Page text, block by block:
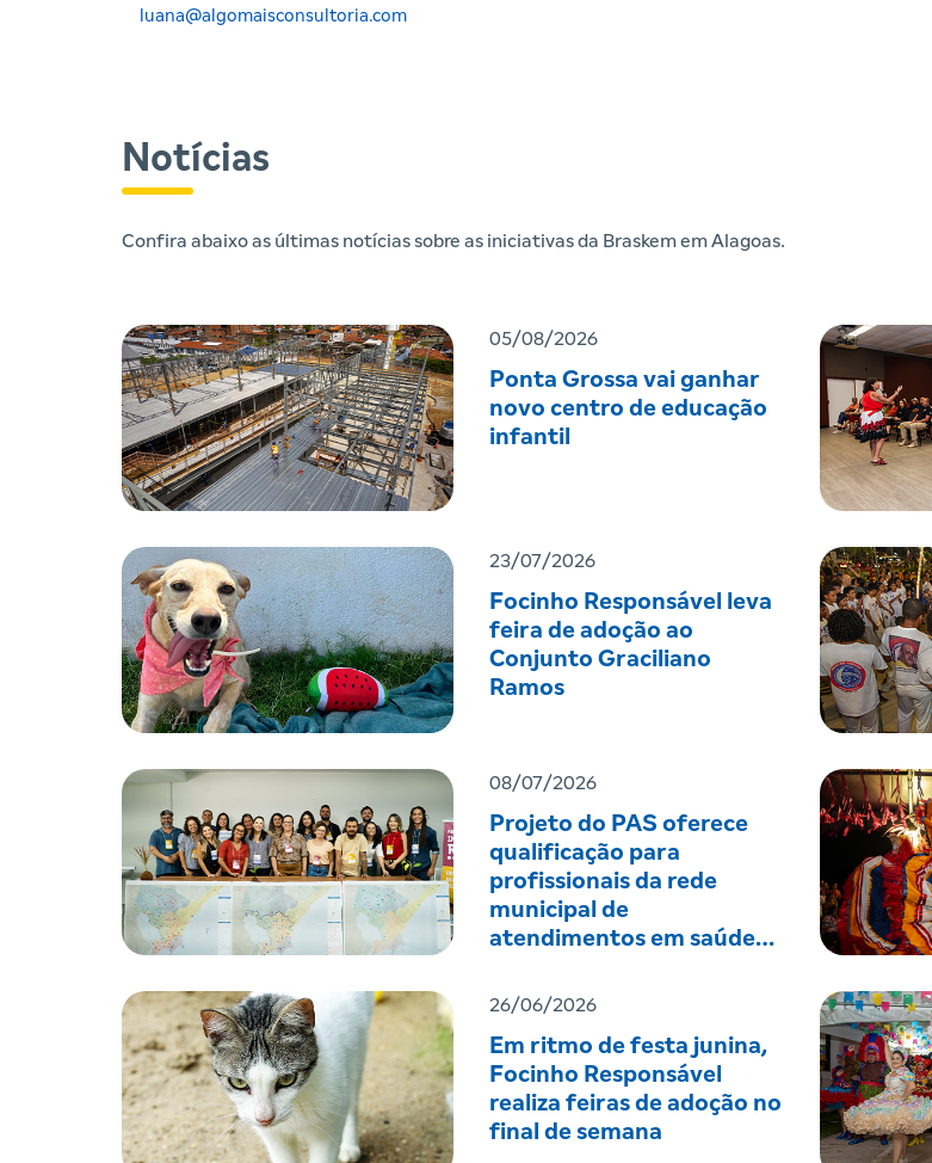
luana@algomaisconsultoria.com
Notícias
Confira abaixo as últimas notícias sobre as iniciativas da Braskem em Alagoas.
05/08/2026
Ponta Grossa vai ganhar
novo centro de educação
infantil
23/07/2026
Focinho Responsável leva
feira de adoção ao
Conjunto Graciliano
Ramos
08/07/2026
Projeto do PAS oferece
qualificação para
profissionais da rede
municipal de
atendimentos em saúde
26/06/2026
Em ritmo de festa junina,
Focinho Responsável
realiza feiras de adoção no
final de semana